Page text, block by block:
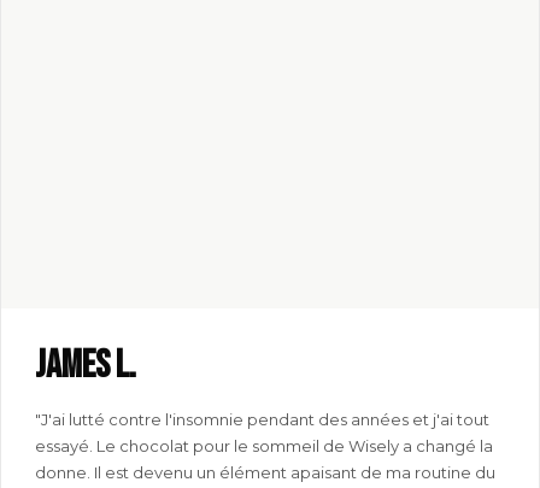
James L.
"J'ai lutté contre l'insomnie pendant des années et j'ai tout
essayé. Le chocolat pour le sommeil de Wisely a changé la
donne. Il est devenu un élément apaisant de ma routine du